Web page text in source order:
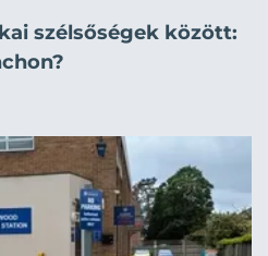
szélsőségek között: